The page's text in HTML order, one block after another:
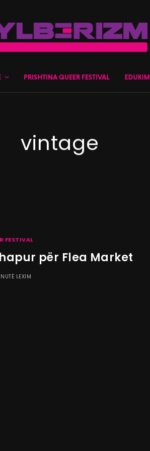
PRISHTINA QUEER FESTIVAL EDUKIM
vintage
FESTIVAL
për Flea Market
LEXIM